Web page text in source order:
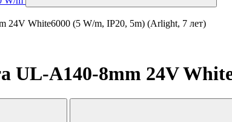
24V White6000 (5 W/m, IP20, 5m) (Arlight, 7 лет)
UL-A140-8mm 24V